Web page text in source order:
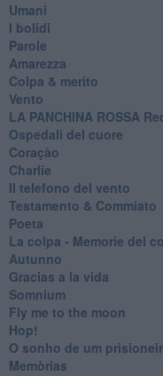
Umani
I bolidi
Parole
Amarezza
Colpa & merito
Vento
​LA PANCHINA ROSSA
Ospedali del cuore
Coraçào
Charlie
Il telefono del vento
Testamento & Commiato
Poeta
​La colpa - Memorie del
Autunno
Gracias a la vida
Somnium
Fly me to the moon
Hop!
O sonho de um
Memòrias